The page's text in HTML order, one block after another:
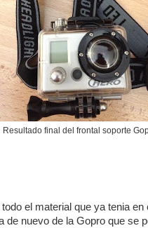
Resultado final del frontal soporte
el material que ya tenia
de nuevo de la Gopro que se